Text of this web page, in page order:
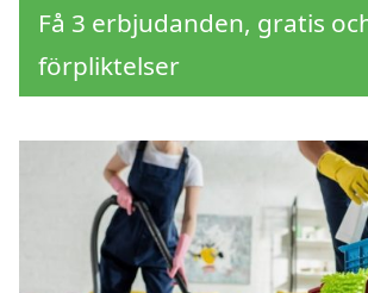
Få 3 erbjudanden, gratis
förpliktelser